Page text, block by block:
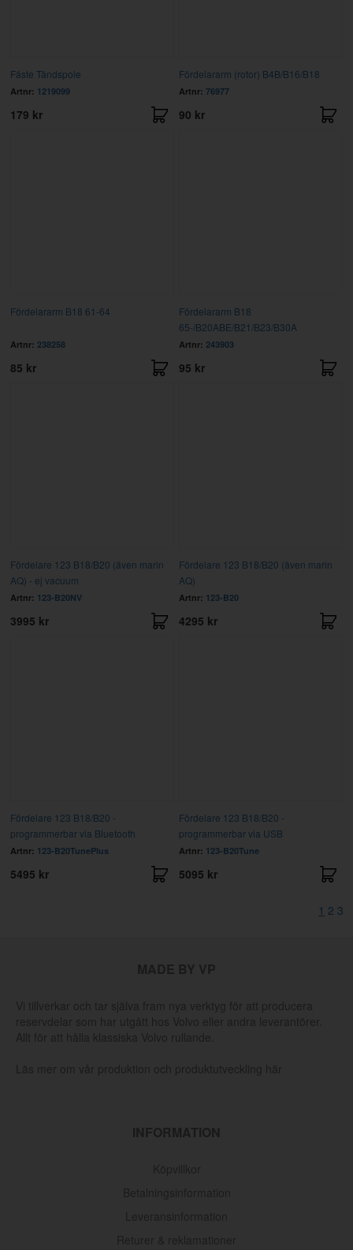
Fäste Tändspole
Artnr: 1219099
179 kr
Fördelararm (rotor) B4B/B16/B18
Artnr: 76977
90 kr
Fördelararm B18 61-64
Artnr: 238258
85 kr
Fördelararm B18
65-/B20ABE/B21/B23/B30A
Artnr: 243903
95 kr
Fördelare 123 B18/B20 (även marin
AQ) - ej vacuum
Artnr: 123-B20NV
3995 kr
Fördelare 123 B18/B20 (även marin
AQ)
Artnr: 123-B20
4295 kr
Fördelare 123 B18/B20 -
programmerbar via Bluetooth
Artnr: 123-B20TunePlus
5495 kr
Fördelare 123 B18/B20 -
programmerbar via USB
Artnr: 123-B20Tune
5095 kr
1 2 3